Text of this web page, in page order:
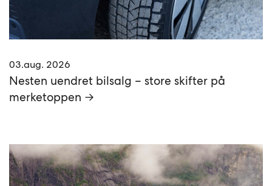
03.aug. 2026
Nesten uendret bilsalg – store skifter på
merketoppen →